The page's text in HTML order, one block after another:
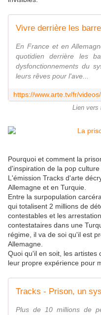
En France et en
quotidien derrière les
dysfonctionnements du
leurs rêves pour l'ave...
Lien vers
Pourquoi et comment la
d'inspiration de la pop culture
L'émission Tracks d'arte
Allemagne et en Turquie.
Entre la surpopulation
qui totalisent 2 millions de
contestables et les
contestataires dans une
régime, il va de soi qu'il est
Allemagne.
Quoi qu'il en soit, les artistes
leur propre expérience pour
Plus de 10 millions de